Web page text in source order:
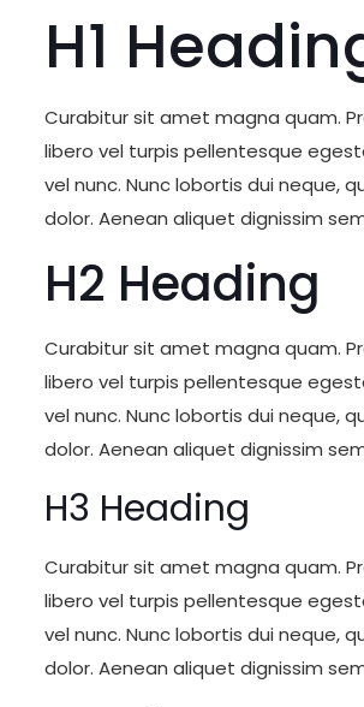
H1
Curabitur sit amet magna quam.
libero vel turpis pellentesque
vel nunc. Nunc lobortis dui neque,
dolor. Aenean aliquet dignissim
H2 Heading
Curabitur sit amet magna quam.
libero vel turpis pellentesque
vel nunc. Nunc lobortis dui neque,
dolor. Aenean aliquet dignissim
H3 Heading
Curabitur sit amet magna quam.
libero vel turpis pellentesque
vel nunc. Nunc lobortis dui neque,
dolor. Aenean aliquet dignissim